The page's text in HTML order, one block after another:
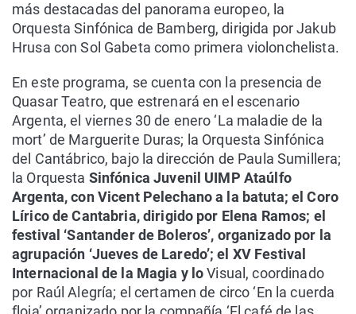
más destacadas del panorama europeo, la
Orquesta Sinfónica de Bamberg, dirigida por Jakub
Hrusa con Sol Gabeta como primera violonchelista.
En este programa, se cuenta con la presencia de
Quasar Teatro, que estrenará en el escenario
Argenta, el viernes 30 de enero ‘La maladie de la
mort’ de Marguerite Duras; la Orquesta Sinfónica
del Cantábrico, bajo la dirección de Paula Sumillera;
la Orquesta Sinfónica Juvenil UIMP Ataúlfo
Argenta, con Vicent Pelechano a la batuta; el Coro
Lírico de Cantabria, dirigido por Elena Ramos; el
festival ‘Santander de Boleros’, organizado por la
agrupación ‘Jueves de Laredo’; el XV Festival
Internacional de la Magia y loVisual, coordinado
por Raúl Alegría; el certamen de circo ‘En la cuerda